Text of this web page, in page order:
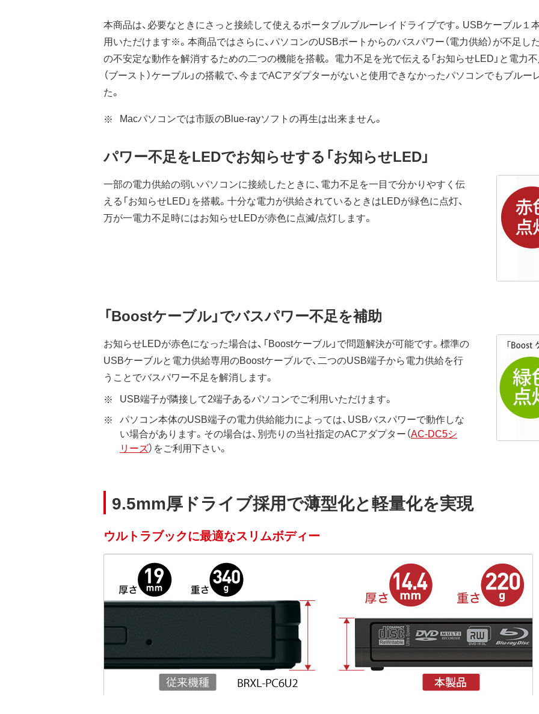
本商品は、必要なときにさっと接続して使えるポータブルブルーレイドライブです。USBケーブル
用いただけます※。本商品ではさらに、パソコンのUSBポートからのバスパワー（電力供給）が不足
の不安定な動作を解消するための二つの機能を搭載。 電力不足を光で伝える「お知らせLED」と電力
（ブースト）ケーブル」の搭載で、今までACアダプターがないと使用できなかったパソコンでもブル
た。
Macパソコンでは市販のBlue-rayソフトの再生は出来ません。
パワー不足をLEDでお知らせする「お知らせLED」
一部の電力供給の弱いパソコンに接続したときに、電力不足を一目で分かりやすく伝
える「お知らせLED」を搭載。十分な電力が供給されているときはLEDが緑色に点灯、
万が一電力不足時にはお知らせLEDが赤色に点滅/点灯します。
「Boostケーブル」でバスパワー不足を補助
お知らせLEDが赤色になった場合は、「Boostケーブル」で問題解決が可能です。標準の
USBケーブルと電力供給専用のBoostケーブルで、二つのUSB端子から電力供給を行
うことでバスパワー不足を解消します。
USB端子が隣接して2端子あるパソコンでご利用いただけます。
パソコン本体のUSB端子の電力供給能力によっては、USBバスパワーで動作しな
い場合があります。その場合は、別売りの当社指定のACアダプター（AC-DC5シ
リーズ）をご利用下さい。
9.5mm厚ドライブ採用で薄型化と軽量化を実現
ウルトラブックに最適なスリムボディー